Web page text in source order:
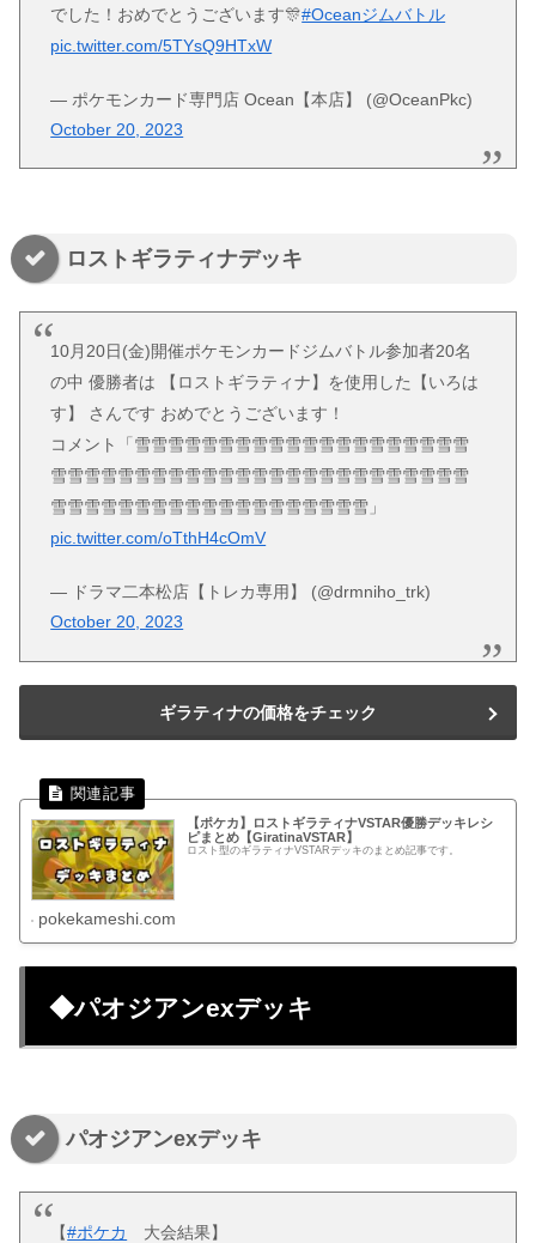
でした！おめでとうございます🎊#Oceanジムバトル
pic.twitter.com/5TYsQ9HTxW
— ポケモンカード専門店 Ocean【本店】 (@OceanPkc)
October 20, 2023
ロストギラティナデッキ
10月20日(金)開催ポケモンカードジムバトル参加者20名
の中 優勝者は 【ロストギラティナ】を使用した【いろは
す】 さんです おめでとうございます！
コメント「雪雪雪雪雪雪雪雪雪雪雪雪雪雪雪雪雪雪雪雪
雪雪雪雪雪雪雪雪雪雪雪雪雪雪雪雪雪雪雪雪雪雪雪雪雪
雪雪雪雪雪雪雪雪雪雪雪雪雪雪雪雪雪雪雪」
pic.twitter.com/oTthH4cOmV
— ドラマ二本松店【トレカ専用】 (@drmniho_trk)
October 20, 2023
ギラティナの価格をチェック
【ポケカ】ロストギラティナVSTAR優勝デッキレシ
ピまとめ【GiratinaVSTAR】
ロスト型のギラティナVSTARデッキのまとめ記事です。
pokekameshi.com
◆パオジアンexデッキ
パオジアンexデッキ
【#ポケカ
大会結果】